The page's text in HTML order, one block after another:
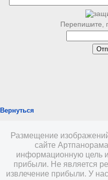
Перепишите,
Вернуться
Размещение
сайте
информационную цель
прибыли. Не является
извлечение прибыли. У